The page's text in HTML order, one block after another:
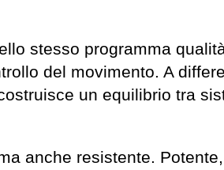
stesso programma
del movimento. A
un equilibrio tra
anche resistente.